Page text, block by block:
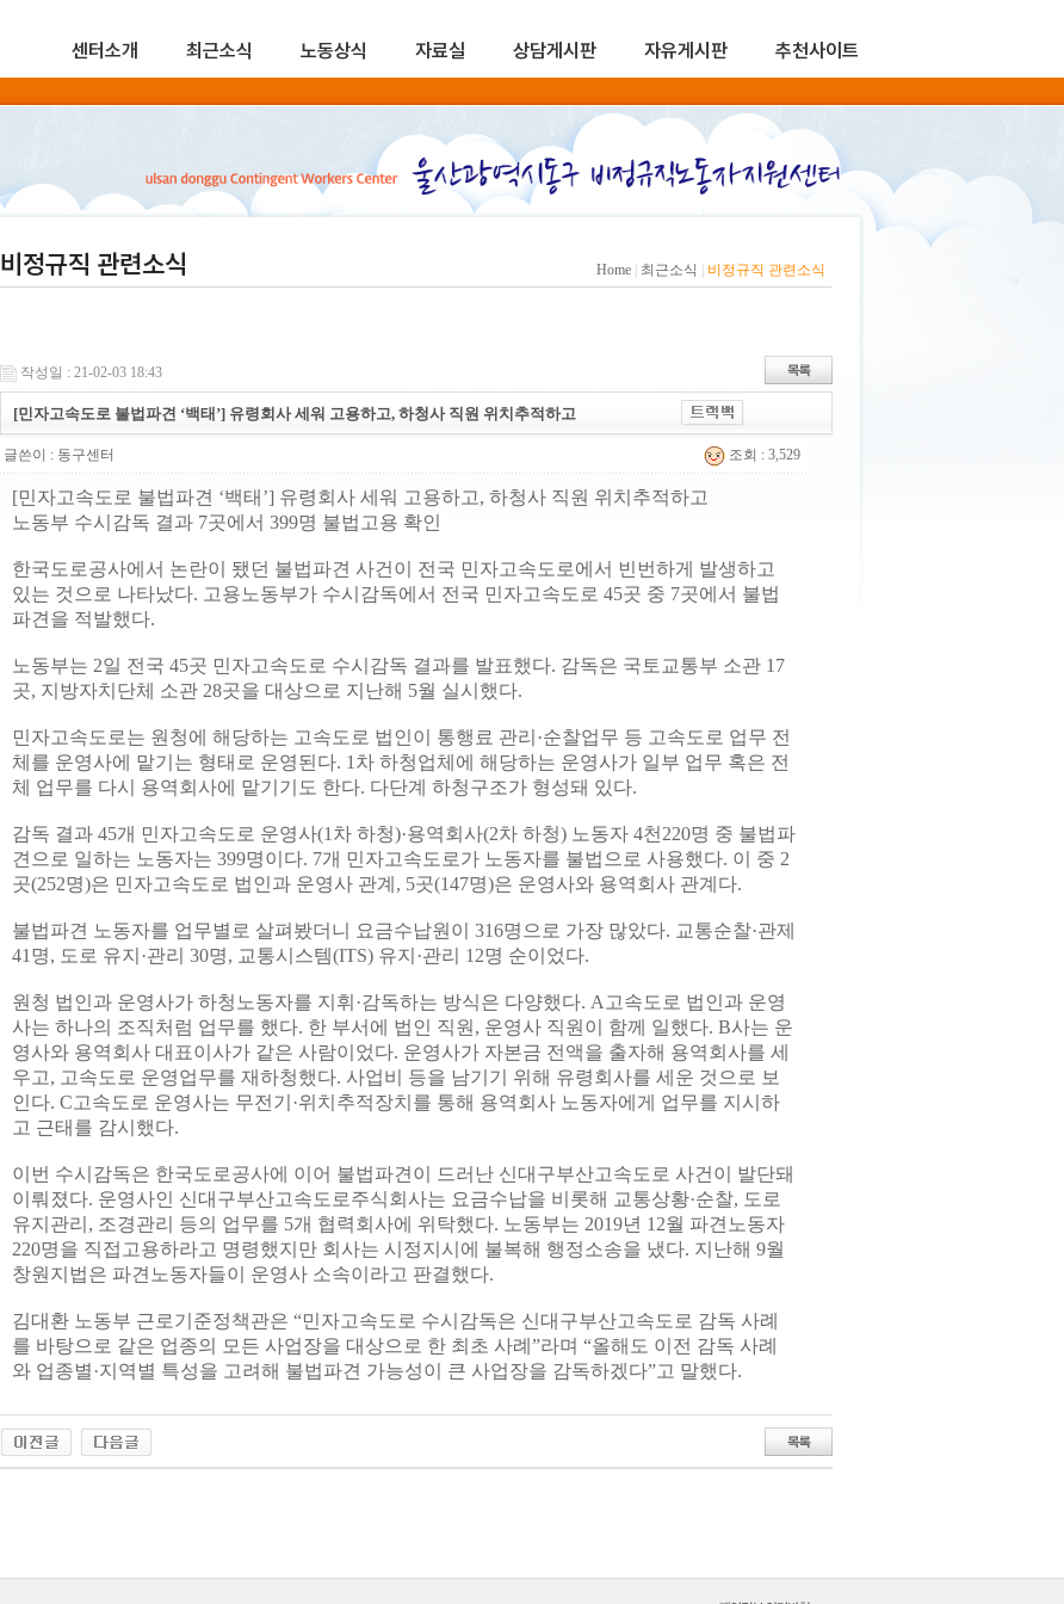
센터소개 최근소식 노동상식 자료실 상담게시판 자유게시판 추천사이트
비정규직 관련소식 Home 최근소식 비정규직 관련소식
작성일 : 21-02-03 18:43
[민자고속도로 불법파견 ‘백태’] 유령회사 세워 고용하고, 하청사 직원 위치추적하고
글쓴이 : 동구센터 조회 : 3,529
[민자고속도로 불법파견 ‘백태’] 유령회사 세워 고용하고, 하청사 직원 위치추적하고
노동부 수시감독 결과 7곳에서 399명 불법고용 확인
한국도로공사에서 논란이 됐던 불법파견 사건이 전국 민자고속도로에서 빈번하게 발생하고
있는 것으로 나타났다. 고용노동부가 수시감독에서 전국 민자고속도로 45곳 중 7곳에서 불법
파견을 적발했다.
노동부는 2일 전국 45곳 민자고속도로 수시감독 결과를 발표했다. 감독은 국토교통부 소관 17
곳, 지방자치단체 소관 28곳을 대상으로 지난해 5월 실시했다.
민자고속도로는 원청에 해당하는 고속도로 법인이 통행료 관리·순찰업무 등 고속도로 업무 전
체를 운영사에 맡기는 형태로 운영된다. 1차 하청업체에 해당하는 운영사가 일부 업무 혹은 전
체 업무를 다시 용역회사에 맡기기도 한다. 다단계 하청구조가 형성돼 있다.
감독 결과 45개 민자고속도로 운영사(1차 하청)·용역회사(2차 하청) 노동자 4천220명 중 불법파
견으로 일하는 노동자는 399명이다. 7개 민자고속도로가 노동자를 불법으로 사용했다. 이 중 2
곳(252명)은 민자고속도로 법인과 운영사 관계, 5곳(147명)은 운영사와 용역회사 관계다.
불법파견 노동자를 업무별로 살펴봤더니 요금수납원이 316명으로 가장 많았다. 교통순찰·관제
41명, 도로 유지·관리 30명, 교통시스템(ITS) 유지·관리 12명 순이었다.
원청 법인과 운영사가 하청노동자를 지휘·감독하는 방식은 다양했다. A고속도로 법인과 운영
사는 하나의 조직처럼 업무를 했다. 한 부서에 법인 직원, 운영사 직원이 함께 일했다. B사는 운
영사와 용역회사 대표이사가 같은 사람이었다. 운영사가 자본금 전액을 출자해 용역회사를 세
우고, 고속도로 운영업무를 재하청했다. 사업비 등을 남기기 위해 유령회사를 세운 것으로 보
인다. C고속도로 운영사는 무전기·위치추적장치를 통해 용역회사 노동자에게 업무를 지시하
고 근태를 감시했다.
이번 수시감독은 한국도로공사에 이어 불법파견이 드러난 신대구부산고속도로 사건이 발단돼
이뤄졌다. 운영사인 신대구부산고속도로주식회사는 요금수납을 비롯해 교통상황·순찰, 도로
유지관리, 조경관리 등의 업무를 5개 협력회사에 위탁했다. 노동부는 2019년 12월 파견노동자
220명을 직접고용하라고 명령했지만 회사는 시정지시에 불복해 행정소송을 냈다. 지난해 9월
창원지법은 파견노동자들이 운영사 소속이라고 판결했다.
김대환 노동부 근로기준정책관은 “민자고속도로 수시감독은 신대구부산고속도로 감독 사례
를 바탕으로 같은 업종의 모든 사업장을 대상으로 한 최초 사례”라며 “올해도 이전 감독 사례
와 업종별·지역별 특성을 고려해 불법파견 가능성이 큰 사업장을 감독하겠다”고 말했다.